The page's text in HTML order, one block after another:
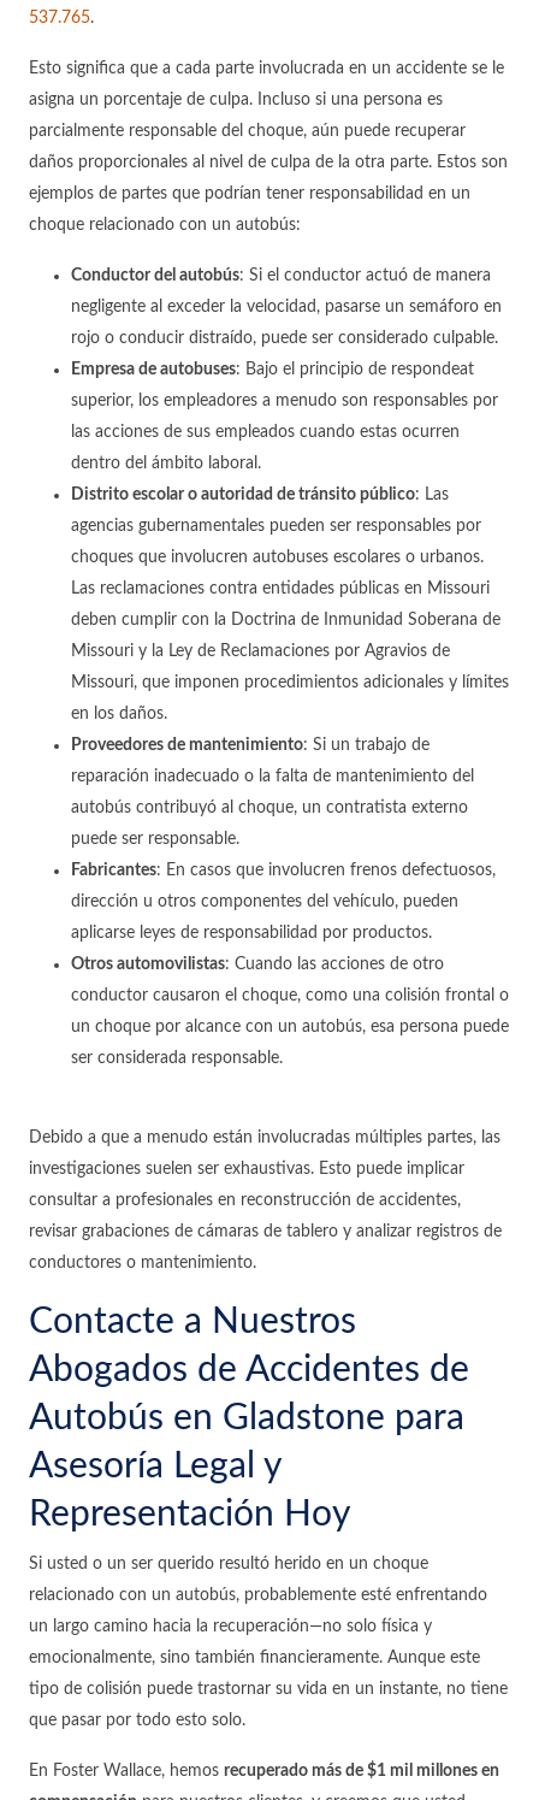
537.765.
Esto significa que a cada parte involucrada en un accidente se le
asigna un porcentaje de culpa. Incluso si una persona es
parcialmente responsable del choque, aún puede recuperar
daños proporcionales al nivel de culpa de la otra parte. Estos son
ejemplos de partes que podrían tener responsabilidad en un
choque relacionado con un autobús:
Conductor del autobús: Si el conductor actuó de manera
negligente al exceder la velocidad, pasarse un semáforo en
rojo o conducir distraído, puede ser considerado culpable.
Empresa de autobuses: Bajo el principio de respondeat
superior, los empleadores a menudo son responsables por
las acciones de sus empleados cuando estas ocurren
dentro del ámbito laboral.
Distrito escolar o autoridad de tránsito público: Las
agencias gubernamentales pueden ser responsables por
choques que involucren autobuses escolares o urbanos.
Las reclamaciones contra entidades públicas en Missouri
deben cumplir con la Doctrina de Inmunidad Soberana de
Missouri y la Ley de Reclamaciones por Agravios de
Missouri, que imponen procedimientos adicionales y límites
en los daños.
Proveedores de mantenimiento: Si un trabajo de
reparación inadecuado o la falta de mantenimiento del
autobús contribuyó al choque, un contratista externo
puede ser responsable.
Fabricantes: En casos que involucren frenos defectuosos,
dirección u otros componentes del vehículo, pueden
aplicarse leyes de responsabilidad por productos.
Otros automovilistas: Cuando las acciones de otro
conductor causaron el choque, como una colisión frontal o
un choque por alcance con un autobús, esa persona puede
ser considerada responsable.
Debido a que a menudo están involucradas múltiples partes, las
investigaciones suelen ser exhaustivas. Esto puede implicar
consultar a profesionales en reconstrucción de accidentes,
revisar grabaciones de cámaras de tablero y analizar registros de
conductores o mantenimiento.
Contacte a Nuestros
Abogados de Accidentes de
Autobús en Gladstone para
Asesoría Legal y
Representación Hoy
Si usted o un ser querido resultó herido en un choque
relacionado con un autobús, probablemente esté enfrentando
un largo camino hacia la recuperación—no solo física y
emocionalmente, sino también financieramente. Aunque este
tipo de colisión puede trastornar su vida en un instante, no tiene
que pasar por todo esto solo.
En Foster Wallace, hemos recuperado más de $1 mil millones en